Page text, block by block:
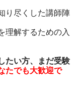
り尽くした講師陣
理解するための入
たい方、まだ受験
たでも大歓迎で